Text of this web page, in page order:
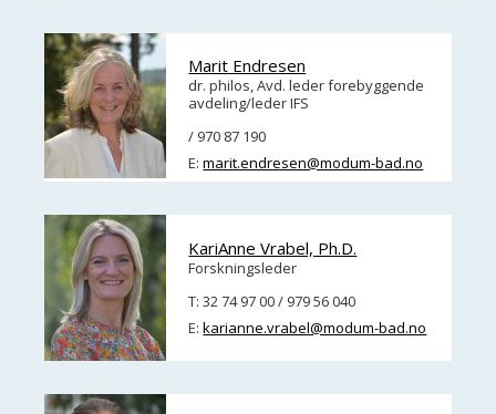
Marit Endresen
dr. philos, Avd. leder forebyggende
avdeling/leder IFS
/ 970 87 190
E:marit.endresen@modum-bad.no
KariAnne Vrabel, Ph.D.
Forskningsleder
T: 32 74 97 00 / 979 56 040
E:karianne.vrabel@modum-bad.no